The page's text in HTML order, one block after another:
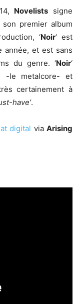
Novelists signe
premier album
‘Noir‘ est
année, et est sans
du genre. ‘Noir‘
-le metalcore- et
certainement à
have’.
digital viaArising